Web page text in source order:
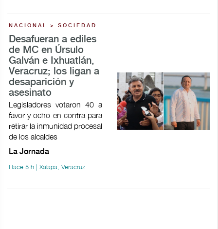
NACIONAL > SOCIEDAD
Desafueran a ediles
de MC en Úrsulo
Galván e Ixhuatlán,
Veracruz; los ligan a
desaparición y
asesinato
Legisladores votaron 40 a
favor y ocho en contra para
retirar la inmunidad procesal
de los alcaldes
La Jornada
Hace 5 h | Xalapa, Veracruz